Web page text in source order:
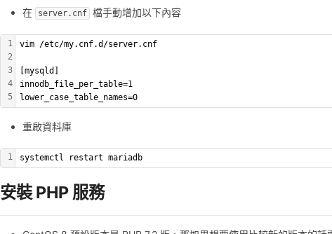
在 server.cnf 檔手動增加以下內容
1
2
3
4
5
vim /etc/my.cnf.d/server.cnf
[mysqld]
innodb_file_per_table=1
lower_case_table_names=0
重啟資料庫
1 systemctl restart mariadb
安裝 PHP 服務